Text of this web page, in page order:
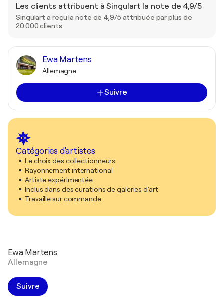
Les clients attribuent à Singulart la note de 4,9/5
Singulart a reçu la note de 4,9/5 attribuée par plus de
20 000 clients.
Ewa Martens
Allemagne
Suivre
Catégories d'artistes
Le choix des collectionneurs
Rayonnement international
Artiste expérimentée
Inclus dans des curations de galeries d'art
Travaille sur commande
Ewa Martens
Allemagne
Suivre